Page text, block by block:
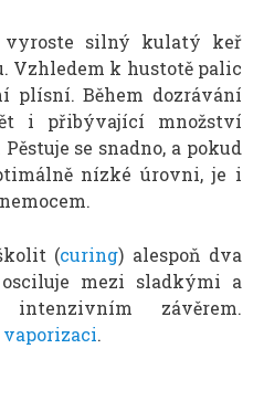
vyroste silný kulatý keř
Vzhledem k hustotě palic
plísní. Během dozrávání
i přibývající množství
se snadno, a pokud
nízké úrovni, je i
(curing) alespoň dva
mezi sladkými a
závěrem.
vaporizaci.